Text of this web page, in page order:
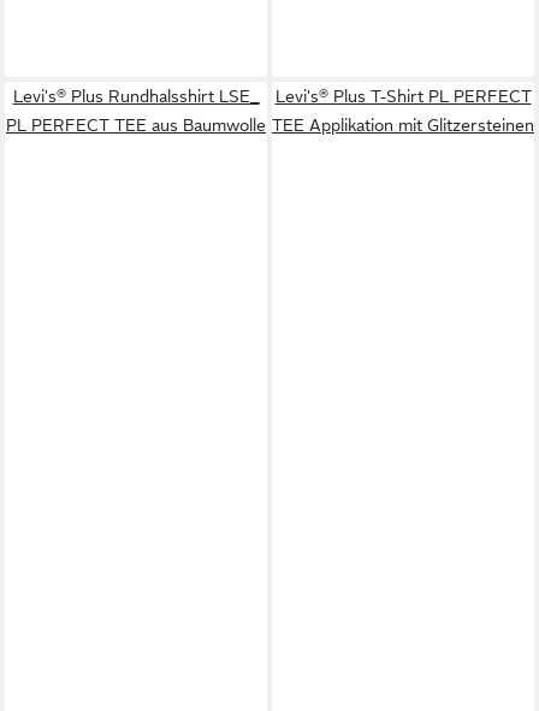
Levi's® Plus Rundhalsshirt LSE_
PL PERFECT TEE aus Baumwolle
Levi's® Plus T-Shirt PL PERFECT
TEE Applikation mit Glitzersteinen